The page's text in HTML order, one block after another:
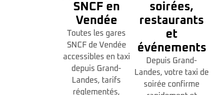
SNCF en
Vendée
Toutes les gares
SNCF de Vendée
accessibles en taxi
depuis Grand-
Landes, tarifs
réglementés,
soirées,
restaurants
et
événements
Depuis Grand-
Landes, votre taxi de
soirée confirme